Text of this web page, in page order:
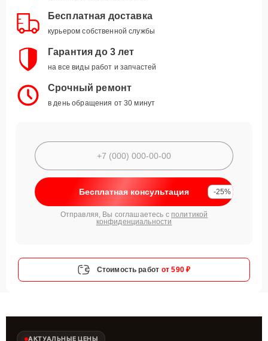
Бесплатная доставка
курьером собственной службы
Гарантия до 3 лет
на все виды работ и запчастей
Срочный ремонт
в день обращения от 30 минут
Бесплатная консультация -25%
Отправляя, Вы соглашаетесь с политикой
конфиденциальности
Стоимость работ от 590 ₽
АКТУАЛЬНЫЕ ЦЕНЫ